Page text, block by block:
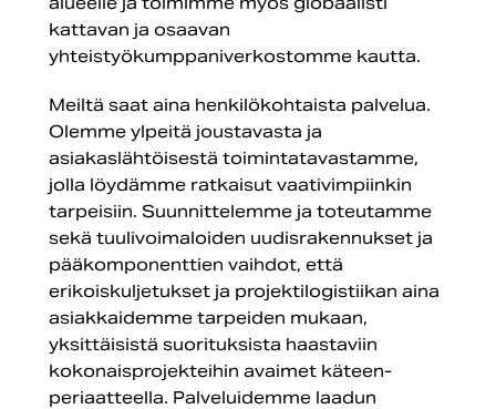
kattavan ja osaavan
yhteistyökumppaniverkostomme kautta.
Meiltä saat aina henkilökohtaista palvelua.
Olemme ylpeitä joustavasta ja
asiakaslähtöisestä toimintatavastamme,
jolla löydämme ratkaisut vaativimpiinkin
tarpeisiin. Suunnittelemme ja toteutamme
sekä tuulivoimaloiden uudisrakennukset ja
pääkomponenttien vaihdot, että
erikoiskuljetukset ja projektilogistiikan aina
asiakkaidemme tarpeiden mukaan,
yksittäisistä suorituksista haastaviin
kokonaisprojekteihin avaimet käteen-
periaatteella. Palveluidemme laadun